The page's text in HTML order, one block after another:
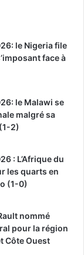
le Nigeria file
face à
le Malawi se
malgré sa
2)
: L’Afrique du
les quarts en
(1-0)
nommé
pour la région
Côte Ouest